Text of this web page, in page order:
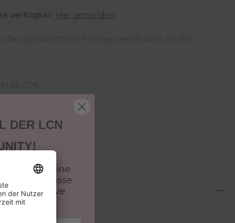
verfügbar: Hier anmelden
der gewünschten Menge wende dich an den
ab 50€
in 30 Tagen
DER LCN
auf deine
und verpasse
& exklusive